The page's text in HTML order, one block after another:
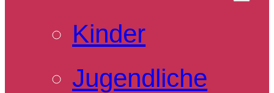
Kinder
Jugendliche